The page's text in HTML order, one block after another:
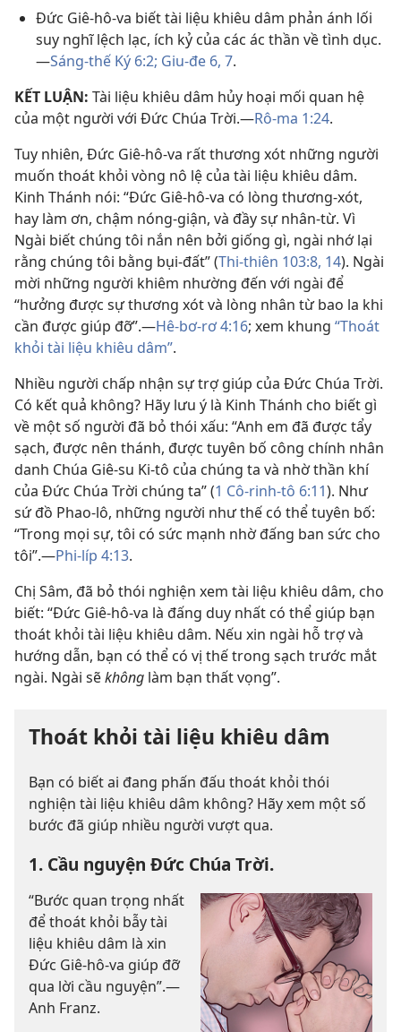
Đức Giê-hô-va biết tài liệu khiêu dâm phản ánh lối
suy nghĩ lệch lạc, ích kỷ của các ác thần về tình dục.
—Sáng-thế Ký 6:2; Giu-đe 6, 7.
KẾT LUẬN: Tài liệu khiêu dâm hủy hoại mối quan hệ
của một người với Đức Chúa Trời.—Rô-ma 1:24.
Tuy nhiên, Đức Giê-hô-va rất thương xót những người
muốn thoát khỏi vòng nô lệ của tài liệu khiêu dâm.
Kinh Thánh nói: “Đức Giê-hô-va có lòng thương-xót,
hay làm ơn, chậm nóng-giận, và đầy sự nhân-từ. Vì
Ngài biết chúng tôi nắn nên bởi giống gì, ngài nhớ lại
rằng chúng tôi bằng bụi-đất” (Thi-thiên 103:8, 14). Ngài
mời những người khiêm nhường đến với ngài để
“hưởng được sự thương xót và lòng nhân từ bao la khi
cần được giúp đỡ”.—Hê-bơ-rơ 4:16; xem khung “Thoát
khỏi tài liệu khiêu dâm”.
Nhiều người chấp nhận sự trợ giúp của Đức Chúa Trời.
Có kết quả không? Hãy lưu ý là Kinh Thánh cho biết gì
về một số người đã bỏ thói xấu: “Anh em đã được tẩy
sạch, được nên thánh, được tuyên bố công chính nhân
danh Chúa Giê-su Ki-tô của chúng ta và nhờ thần khí
của Đức Chúa Trời chúng ta” (1 Cô-rinh-tô 6:11). Như
sứ đồ Phao-lô, những người như thế có thể tuyên bố:
“Trong mọi sự, tôi có sức mạnh nhờ đấng ban sức cho
tôi”.—Phi-líp 4:13.
Chị Sâm, đã bỏ thói nghiện xem tài liệu khiêu dâm, cho
biết: “Đức Giê-hô-va là đấng duy nhất có thể giúp bạn
thoát khỏi tài liệu khiêu dâm. Nếu xin ngài hỗ trợ và
hướng dẫn, bạn có thể có vị thế trong sạch trước mắt
ngài. Ngài sẽkhông làm bạn thất vọng”.
Thoát khỏi tài liệu khiêu dâm
Bạn có biết ai đang phấn đấu thoát khỏi thói
nghiện tài liệu khiêu dâm không? Hãy xem một số
bước đã giúp nhiều người vượt qua.
1. Cầu nguyện Đức Chúa Trời.
“Bước quan trọng nhất
để thoát khỏi bẫy tài
liệu khiêu dâm là xin
Đức Giê-hô-va giúp đỡ
qua lời cầu nguyện”.—
Anh Franz.